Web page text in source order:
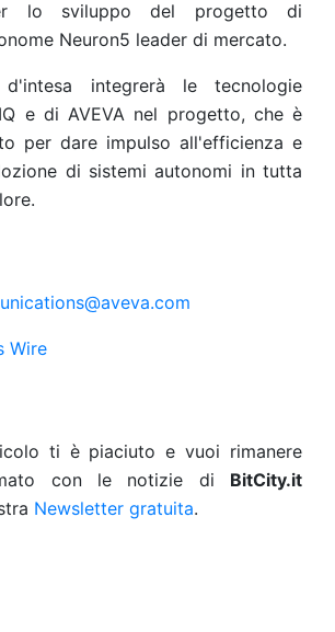
lo sviluppo del progetto di
Neuron5 leader di mercato.
integrerà le tecnologie
e di AVEVA nel progetto, che è
per dare impulso all'efficienza e
di sistemi autonomi in tutta
Wire
ti è piaciuto e vuoi rimanere
con le notizie di BitCity.it
Newsletter gratuita.